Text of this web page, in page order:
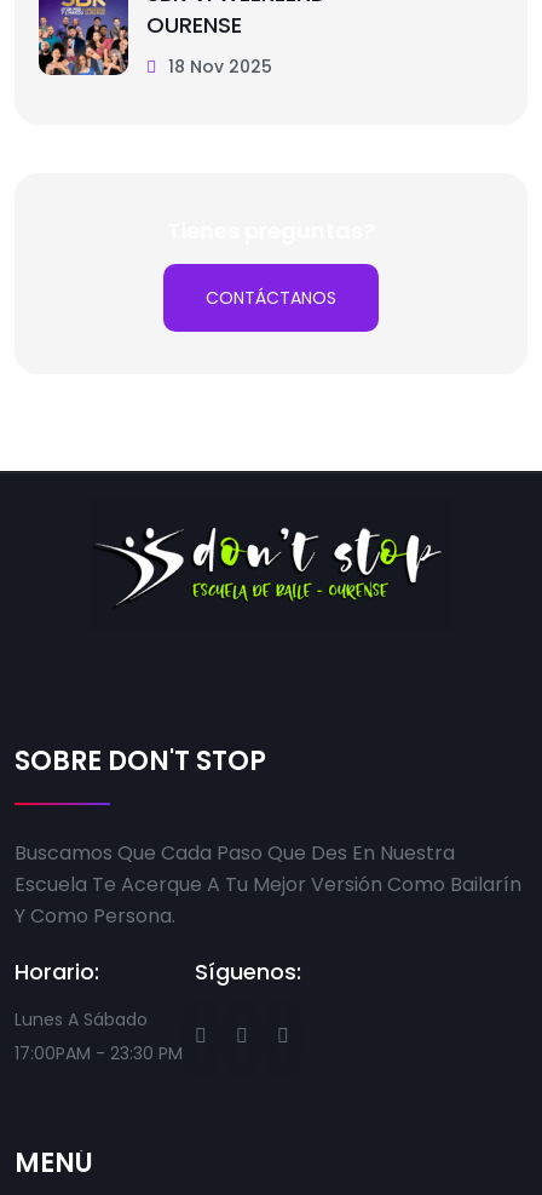
OURENSE
18 Nov 2025
CONTÁCTANOS
SOBRE DON'T STOP
Buscamos Que Cada Paso Que Des En Nuestra
Escuela Te Acerque A Tu Mejor Versión Como Bailarín
Y Como Persona.
Horario:
Lunes A Sábado
17:00PAM - 23:30 PM
Síguenos:
MENÚ